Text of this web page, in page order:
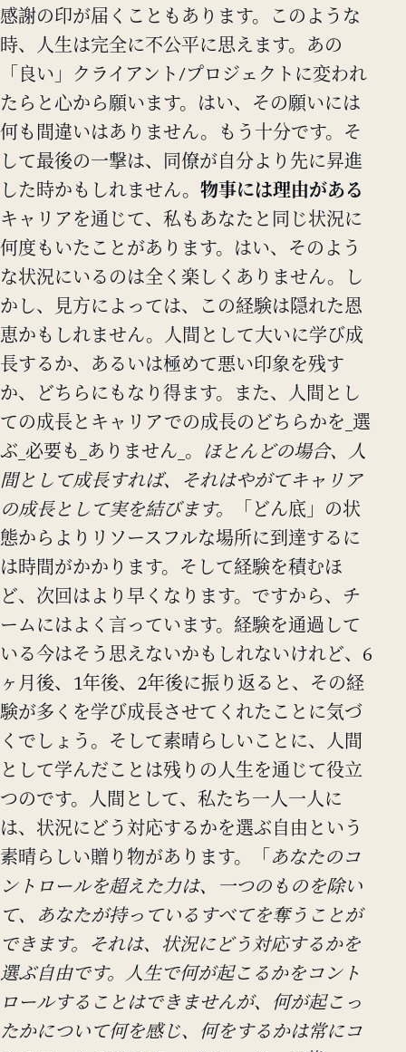
感謝の印が届くこともあります。このような
時、人生は完全に不公平に思えます。あの
「良い」クライアント/プロジェクトに変われ
たらと心から願います。はい、その願いには
何も間違いはありません。もう十分です。そ
して最後の一撃は、同僚が自分より先に昇進
した時かもしれません。 物事には理由がある
キャリアを通じて、私もあなたと同じ状況に
何度もいたことがあります。はい、そのよう
な状況にいるのは全く楽しくありません。し
かし、見方によっては、この経験は隠れた恩
恵かもしれません。人間として大いに学び成
長するか、あるいは極めて悪い印象を残す
か、どちらにもなり得ます。また、人間とし
ての成長とキャリアでの成長のどちらかを_選
ぶ_必要も_ありません_。
ほとんどの場合、人
間として成長すれば、それはやがてキャリア
の成長として実を結びます。
「どん底」の状
態からよりリソースフルな場所に到達するに
は時間がかかります。そして経験を積むほ
ど、次回はより早くなります。ですから、チ
ームにはよく言っています。経験を通過して
いる今はそう思えないかもしれないけれど、6
ヶ月後、1年後、2年後に振り返ると、その経
験が多くを学び成長させてくれたことに気づ
くでしょう。そして素晴らしいことに、人間
として学んだことは残りの人生を通じて役立
つのです。人間として、私たち一人一人に
は、状況にどう対応するかを選ぶ自由という
素晴らしい贈り物があります。「 あなたのコ
ントロールを超えた力は、一つのものを除い
て、あなたが持っているすべてを奪うことが
できます。それは、状況にどう対応するかを
選ぶ自由です。人生で何が起こるかをコント
ロールすることはできませんが、何が起こっ
たかについて何を感じ、何をするかは常にコ